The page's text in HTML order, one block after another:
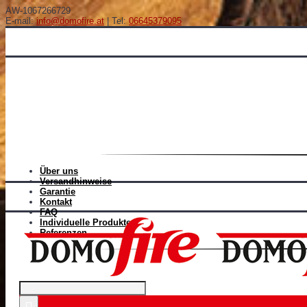
AW-1067266729
E-mail:info@domofire.at | Tel: 06645379095
Über uns
Versandhinweise
Garantie
Kontakt
FAQ
Individuelle Produkten
Referenzen